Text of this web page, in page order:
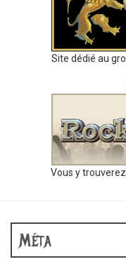
Site dédié au
Vous y
Méta